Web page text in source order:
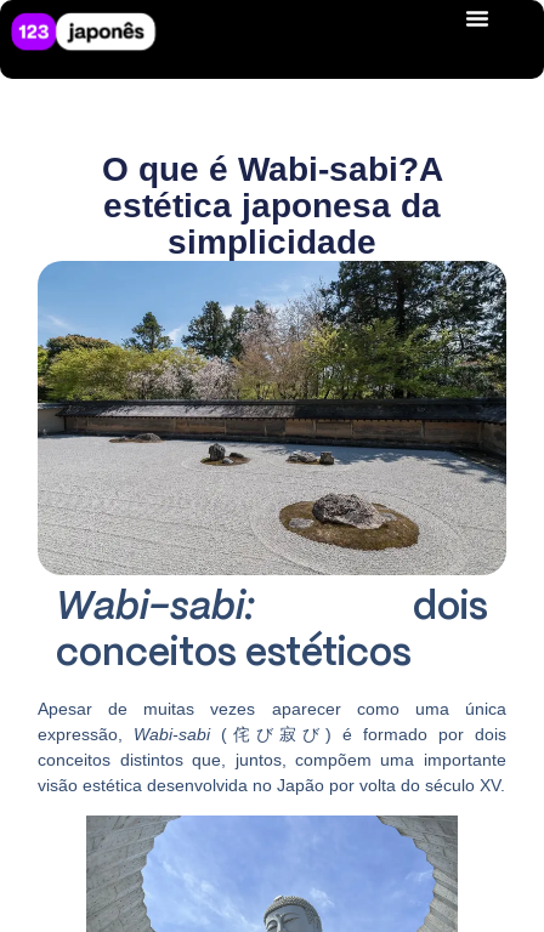
O que é Wabi-sabi?A
estética japonesa da
simplicidade
Wabi-sabi:dois
conceitos estéticos
Apesar de muitas vezes aparecer como uma única
expressão, Wabi-sabi(侘び寂び) é formado por dois
conceitos distintos que, juntos, compõem uma importante
visão estética desenvolvida no Japão por volta do século XV.